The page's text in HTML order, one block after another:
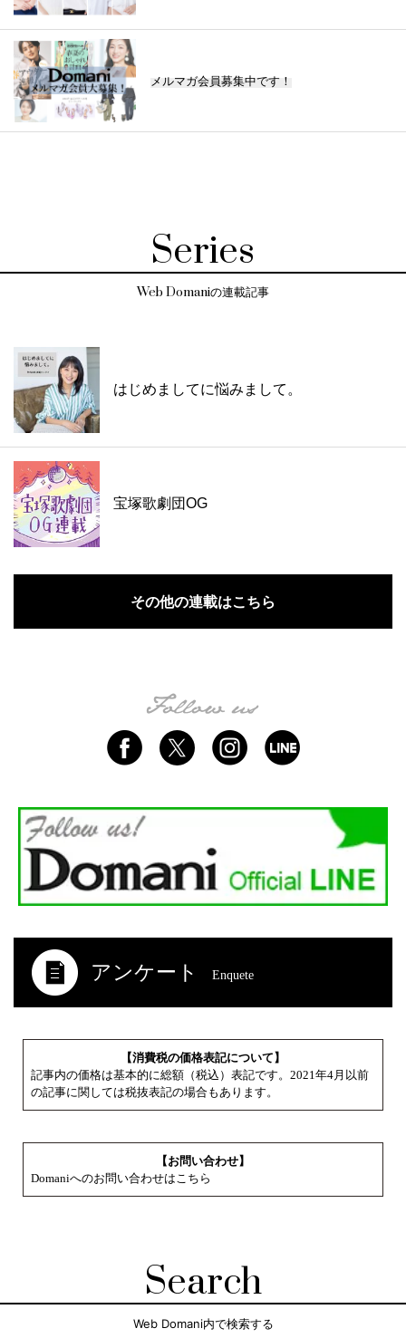
メルマガ会員募集中です！
Series
Web Domaniの連載記事
はじめましてに悩みまして。
宝塚歌劇団OG
その他の連載はこちら
アンケート Enquete
【消費税の価格表記について】
記事内の価格は基本的に総額（税込）表記です。2021年4月以前
の記事に関しては税抜表記の場合もあります。
【お問い合わせ】
Domaniへのお問い合わせはこちら
Search
Web Domani内で検索する